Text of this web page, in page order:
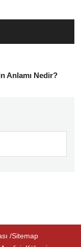
Anlamı Nedir?
Sitemap